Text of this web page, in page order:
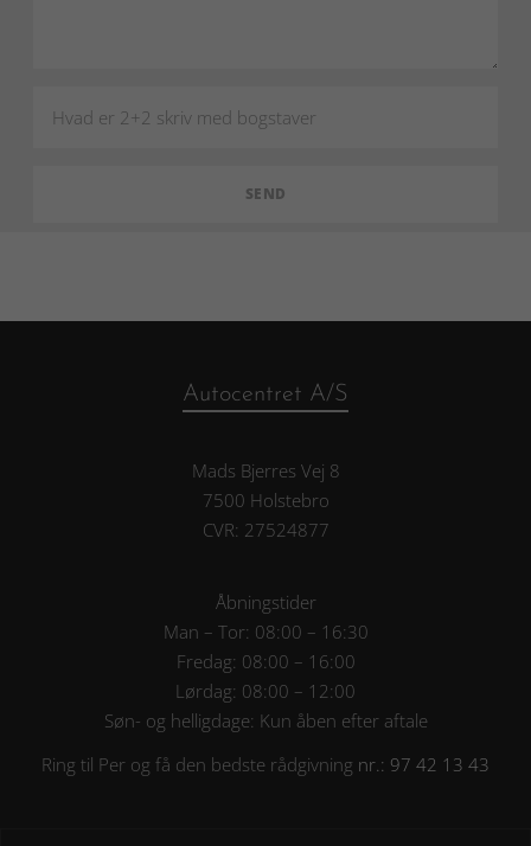
Autocentret A/S
Mads Bjerres Vej 8
7500 Holstebro
CVR: 27524877
Åbningstider
Man – Tor: 08:00 – 16:30
Fredag: 08:00 – 16:00
Lørdag: 08:00 – 12:00
Søn- og helligdage: Kun åben efter aftale
Ring til Per og få den bedste rådgivning nr.: 97 42 13 43